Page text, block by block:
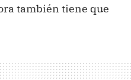
también tiene que